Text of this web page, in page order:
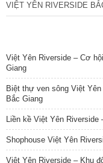
VIỆT YÊN RIVERSIDE
Việt Yên Riverside – Cơ
Giang
Biệt thự ven sông Việt
Bắc Giang
Liền kề Việt Yên Riverside
Shophouse Việt Yên
Việt Yên Riverside – Khu